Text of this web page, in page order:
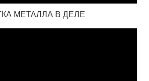
МЕТАЛЛА В ДЕЛЕ